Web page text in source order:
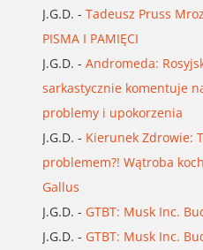
J.G.D. - Tadeusz Pruss
PISMA I PAMIĘCI
J.G.D. - Andromeda:
sarkastycznie komentuje
problemy i upokorzenia
J.G.D. - Kierunek Zdrowie:
problemem?! Wątroba
Gallus
J.G.D. - GTBT: Musk Inc.
J.G.D. - GTBT: Musk Inc.